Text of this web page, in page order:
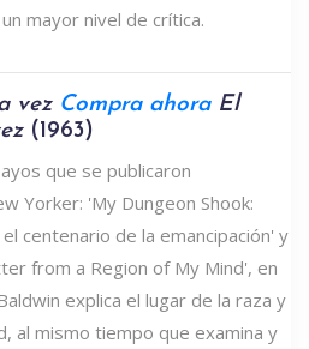
mayor nivel de crítica.
vez Compra ahoraEl
(1963)
que se publicaron
Yorker: 'My Dungeon Shook:
centenario de la emancipación' y
from a Region of My Mind', en
explica el lugar de la raza y
al mismo tiempo que examina y